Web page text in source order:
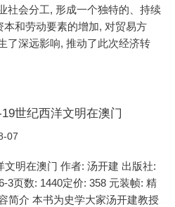
社会分工, 形成一个独特的、持续
本和劳动要素的增加, 对贸易方
了深远影响, 推动了此次经济转
世纪西洋文明在澳门
07
文明在澳门 作者: 汤开建 出版社:
3页数: 1440定价: 358 元装帧: 精
简介 本书为史学大家汤开建教授